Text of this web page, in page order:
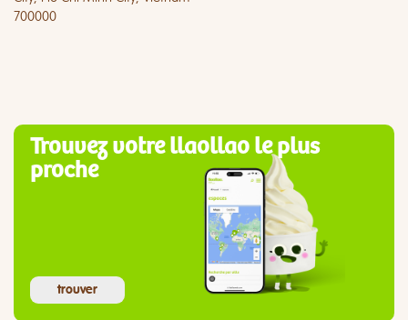
700000
Trouvez votre llaollao le plus
proche
trouver